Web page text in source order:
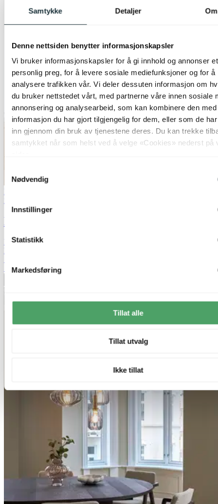
Samtykke Detaljer Om
Denne nettsiden benytter informasjonskapsler
Vi bruker informasjonskapsler for å gi innhold og annonser et
personlig preg, for å levere sosiale mediefunksjoner og for å
analysere trafikken vår. Vi deler dessuten informasjon om
du bruker nettstedet vårt, med partnerne våre innen sosiale
annonsering og analysearbeid, som kan kombinere den med
informasjon du har gjort tilgjengelig for dem, eller som de
inn gjennom din bruk av tjenestene deres. Du kan trekke
samtykket når som helst ved å velge «Cookies» nederst på
Nødvendig
Innstillinger
Statistikk
Markedsføring
Tillat alle
Tillat utvalg
Ikke tillat
Bestselger
Nova Life
Kelly taklampe rondell 3lys 30cm smoke
kr 2 499,-
kr 4 999,-
50%